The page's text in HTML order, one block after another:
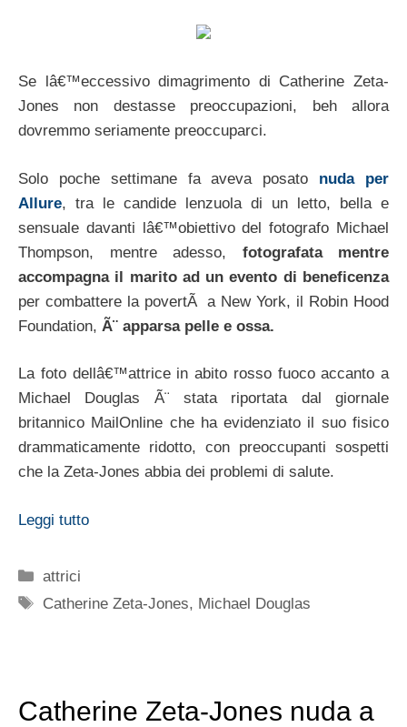
Se lâ€™eccessivo dimagrimento di Catherine Zeta-
Jones non destasse preoccupazioni, beh allora
dovremmo seriamente preoccuparci.
Solo poche settimane fa aveva posato nuda per
Allure, tra le candide lenzuola di un letto, bella e
sensuale davanti lâ€™obiettivo del fotografo Michael
Thompson, mentre adesso, fotografata mentre
accompagna il marito ad un evento di beneficenza
per combattere la povertÃ a New York, il Robin Hood
Foundation, Ã¨ apparsa pelle e ossa.
La foto dellâ€™attrice in abito rosso fuoco accanto a
Michael Douglas Ã¨ stata riportata dal giornale
britannico MailOnline che ha evidenziato il suo fisico
drammaticamente ridotto, con preoccupanti sospetti
che la Zeta-Jones abbia dei problemi di salute.
Leggi tutto
Categorie
attrici
Tag
Catherine Zeta-Jones, Michael Douglas
Catherine Zeta-Jones nuda a